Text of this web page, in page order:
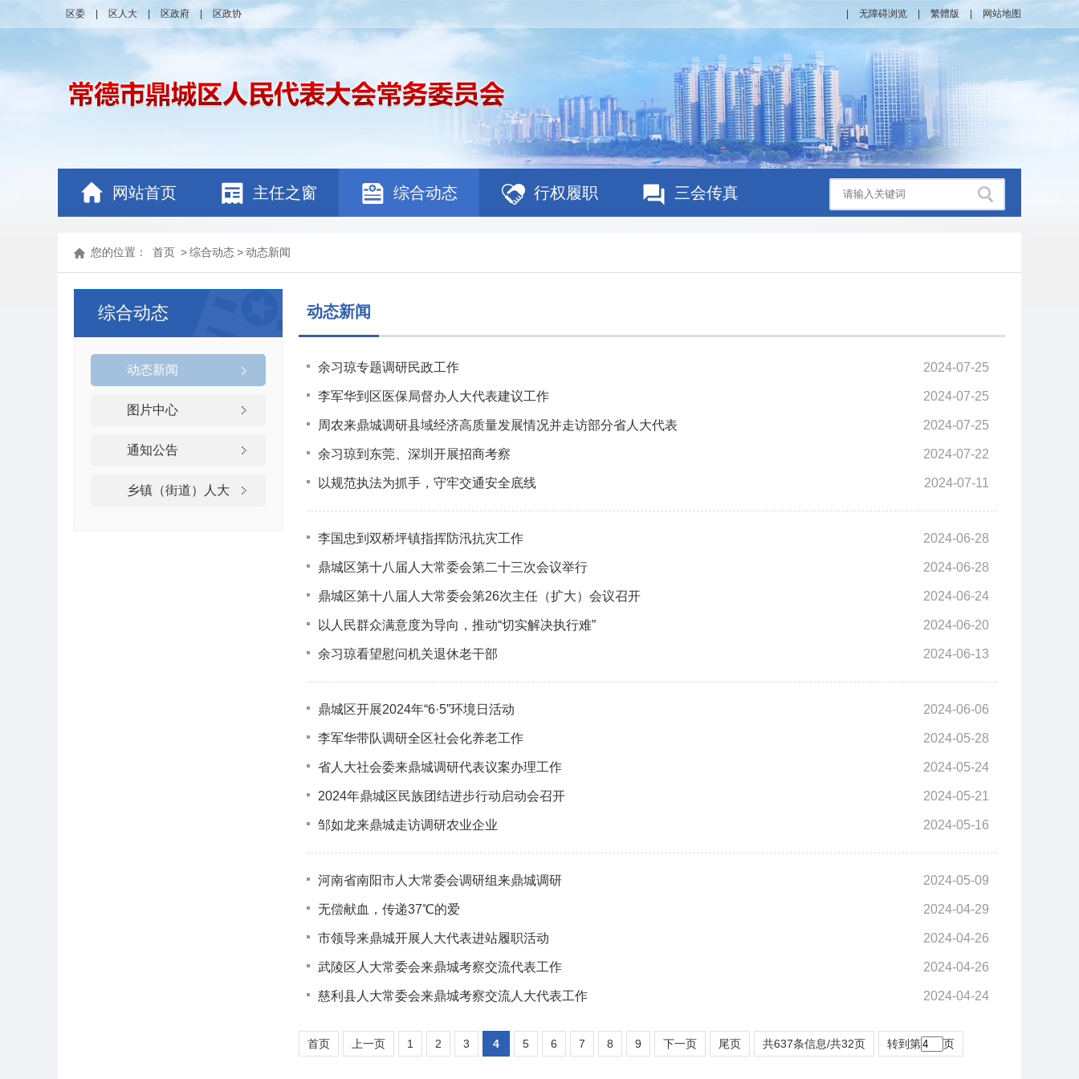
无障碍浏览 繁體版 网站地图
区委 区人大 区政府 区政协
网站首页 主任之窗 综合动态 行权履职 三会传真
您的位置： 首页 >综合动态>动态新闻
综合动态
动态新闻
图片中心
通知公告
乡镇（街道）人大
动态新闻
2024-07-25
余习琼专题调研民政工作
2024-07-25
李军华到区医保局督办人大代表建议工作
2024-07-25
周农来鼎城调研县域经济高质量发展情况并走访部分省人大代表
2024-07-22
余习琼到东莞、深圳开展招商考察
2024-07-11
以规范执法为抓手，守牢交通安全底线
2024-06-28
李国忠到双桥坪镇指挥防汛抗灾工作
2024-06-28
鼎城区第十八届人大常委会第二十三次会议举行
2024-06-24
鼎城区第十八届人大常委会第26次主任（扩大）会议召开
2024-06-20
以人民群众满意度为导向，推动“切实解决执行难”
2024-06-13
余习琼看望慰问机关退休老干部
2024-06-06
鼎城区开展2024年“6·5”环境日活动
2024-05-28
李军华带队调研全区社会化养老工作
2024-05-24
省人大社会委来鼎城调研代表议案办理工作
2024-05-21
2024年鼎城区民族团结进步行动启动会召开
2024-05-16
邹如龙来鼎城走访调研农业企业
2024-05-09
河南省南阳市人大常委会调研组来鼎城调研
2024-04-29
无偿献血，传递37℃的爱
2024-04-26
市领导来鼎城开展人大代表进站履职活动
2024-04-26
武陵区人大常委会来鼎城考察交流代表工作
2024-04-24
慈利县人大常委会来鼎城考察交流人大代表工作
首页 上一页 1 2 3 4 5 6 7 8 9 下一页 尾页 共637条信息/共32页 转到第 页